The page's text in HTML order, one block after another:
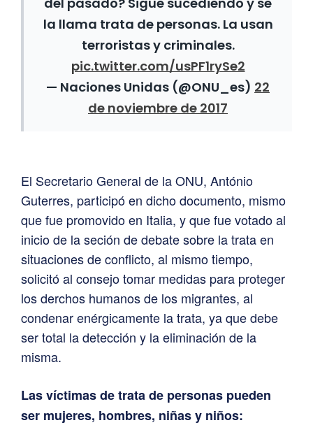
la llama trata de personas. La usan
terroristas y criminales.
pic.twitter.com/usPF1rySe2
— Naciones Unidas (@ONU_es) 22
de noviembre de 2017
El Secretario General de la ONU, António
Guterres, participó en dicho documento, mismo
que fue promovido en Italia, y que fue votado al
inicio de la seción de debate sobre la trata en
situaciones de conflicto, al mismo tiempo,
solicitó al consejo tomar medidas para proteger
los derchos humanos de los migrantes, al
condenar enérgicamente la trata, ya que debe
ser total la detección y la eliminación de la
misma.
Las víctimas de trata de personas pueden
ser mujeres, hombres, niñas y niños: